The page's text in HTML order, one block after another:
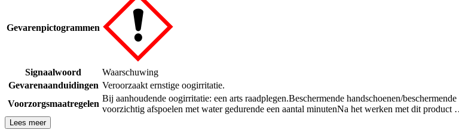
Gevarenpictogrammen
Signaalwoord
Waarschuwing
Gevarenaanduidingen Veroorzaakt ernstige oogirritatie.
Voorzorgsmaatregelen
Bij aanhoudende oogirritatie: een arts raadplegen.Beschermende handschoenen/
voorzichtig afspoelen met water gedurende een aantal minutenNa het werken met dit product
Lees meer